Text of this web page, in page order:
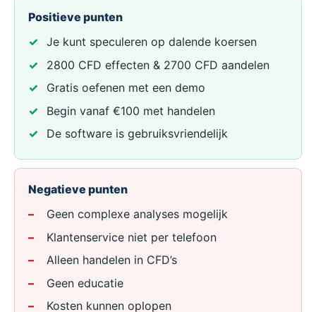
Positieve punten
Je kunt speculeren op dalende koersen
2800 CFD effecten & 2700 CFD aandelen
Gratis oefenen met een demo
Begin vanaf €100 met handelen
De software is gebruiksvriendelijk
Negatieve punten
Geen complexe analyses mogelijk
Klantenservice niet per telefoon
Alleen handelen in CFD’s
Geen educatie
Kosten kunnen oplopen